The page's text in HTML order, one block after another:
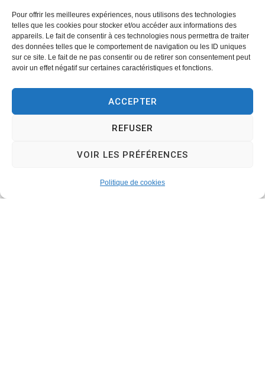
Pour offrir les meilleures expériences, nous utilisons des technologies
telles que les cookies pour stocker et/ou accéder aux informations des
appareils. Le fait de consentir à ces technologies nous permettra de traiter
des données telles que le comportement de navigation ou les ID uniques
sur ce site. Le fait de ne pas consentir ou de retirer son consentement peut
avoir un effet négatif sur certaines caractéristiques et fonctions.
ACCEPTER
REFUSER
VOIR LES PRÉFÉRENCES
Politique de cookies